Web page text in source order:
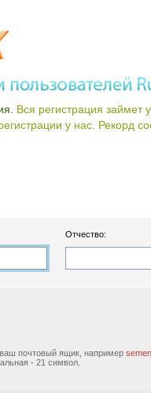
Вся регистрация займет
у нас. Рекорд
Отчество:
почтовый ящик, например
- 21 символ.